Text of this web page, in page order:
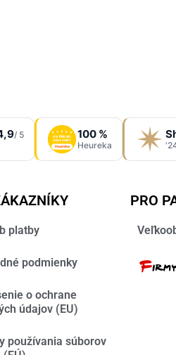
/ 5
OVĚŘENO
ZÁKAZNÍKY
Heureka
100 %
Heureka
platby
podmienky
o ochrane
údajov (EU)
používania súborov
PRO